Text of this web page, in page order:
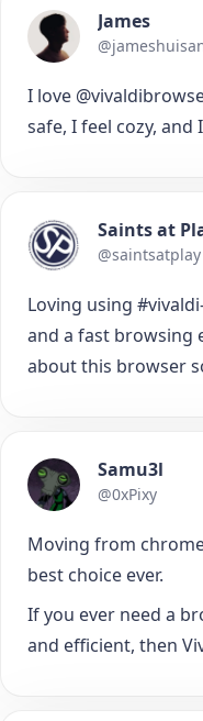
James
I love
safe, I feel cozy, and
Saints at
@saintsatplay
Loving using
and a fast browsing
about this browser
Samu3l
@0xPixy
Moving from
best choice ever.
If you ever need a
and efficient, then